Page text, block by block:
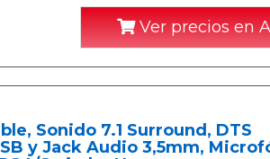
Ver precios en
Sonido 7.1 Surround, DTS
y Jack Audio 3,5mm,